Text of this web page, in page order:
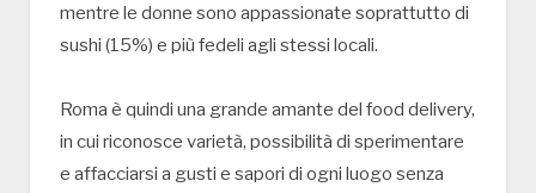
mentre le donne sono appassionate soprattutto di
sushi (15%) e più fedeli agli stessi locali.
Roma è quindi una grande amante del food delivery,
in cui riconosce varietà, possibilità di sperimentare
e affacciarsi a gusti e sapori di ogni luogo senza